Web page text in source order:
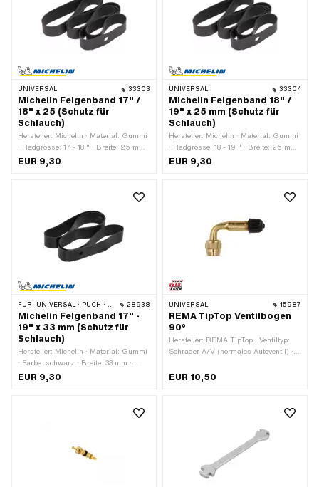
UNIVERSAL 33303
Michelin Felgenband 17" /
18" x 25 (Schutz für
Schlauch)
Hersteller: Michelin · Material: Gummi
· Radgrösse: 17 - 18 " · Breite: 25 mm ·
Gesamtlänge: 1210 mm · Farbe:
EUR 9,30
UNIVERSAL 33304
Michelin Felgenband 18" /
19" x 25 mm (Schutz für
Schlauch)
Hersteller: Michelin · Material: Gummi
· Radgrösse: 18 - 19 " · Breite: 25 mm
· Gesamtlänge: 1300 mm · Farbe:
EUR 9,30
FÜR: UNIVERSAL · PUCH · SACHS · PONY / CILO (BETA 521 & 512) · PIAGGIO · ZÜNDAPP BELMONDO · BYE BIKE 28938
Michelin Felgenband 17" -
19" x 33 mm (Schutz für
Schlauch)
Hersteller: Michelin · Material: Gummi
· Farbe: schwarz · Breite: 33 mm ·
Radgrösse: 17 - 19 "
EUR 9,30
UNIVERSAL 15987
REMA TipTop Ventilbogen
90°
Hersteller: REMA TipTop · Ventiltyp:
Schrader A/V (normales Autoventil) ·
EUR 10,50